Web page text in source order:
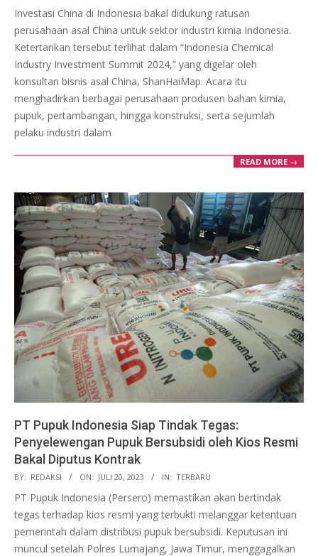
11-
Investasi China di Indonesia bakal didukung ratusan
perusahaan asal China untuk sektor industri kimia Indonesia.
Ketertarikan tersebut terlihat dalam “Indonesia Chemical
Industry Investment Summit 2024,” yang digelar oleh
konsultan bisnis asal China, ShanHaiMap. Acara itu
menghadirkan berbagai perusahaan produsen bahan kimia,
pupuk, pertambangan, hingga konstruksi, serta sejumlah
pelaku industri dalam
READ MORE →
PT Pupuk Indonesia Siap Tindak Tegas:
Penyelewengan Pupuk Bersubsidi oleh Kios Resmi
Bakal Diputus Kontrak
2023-
07-
20
BY: REDAKSI ON: JULI 20, 2023 IN: TERBARU
PT Pupuk Indonesia (Persero) memastikan akan bertindak
tegas terhadap kios resmi yang terbukti melanggar ketentuan
pemerintah dalam distribusi pupuk bersubsidi. Keputusan ini
muncul setelah Polres Lumajang, Jawa Timur, menggagalkan